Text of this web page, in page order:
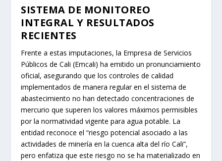
SISTEMA DE MONITOREO
INTEGRAL Y RESULTADOS
RECIENTES
Frente a estas imputaciones, la Empresa de Servicios
Públicos de Cali (Emcali) ha emitido un pronunciamiento
oficial, asegurando que los controles de calidad
implementados de manera regular en el sistema de
abastecimiento no han detectado concentraciones de
mercurio que superen los valores máximos permisibles
por la normatividad vigente para agua potable. La
entidad reconoce el “riesgo potencial asociado a las
actividades de minería en la cuenca alta del río Cali”,
pero enfatiza que este riesgo no se ha materializado en